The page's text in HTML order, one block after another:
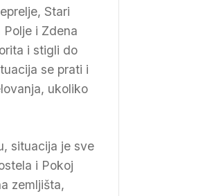
Stari
i Zdena
i stigli do
se prati i
ukoliko
situacija je sve
i Pokoj
zemljišta,